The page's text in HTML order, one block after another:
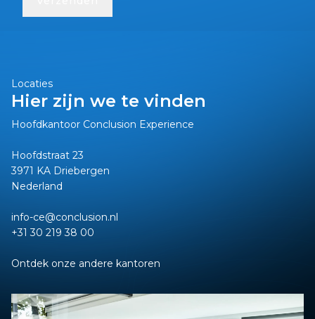
Locaties
Hier zijn we te vinden
Hoofdkantoor Conclusion Experience
Hoofdstraat 23
3971 KA Driebergen
Nederland
info-ce@conclusion.nl
+31 30 219 38 00
Ontdek onze andere kantoren